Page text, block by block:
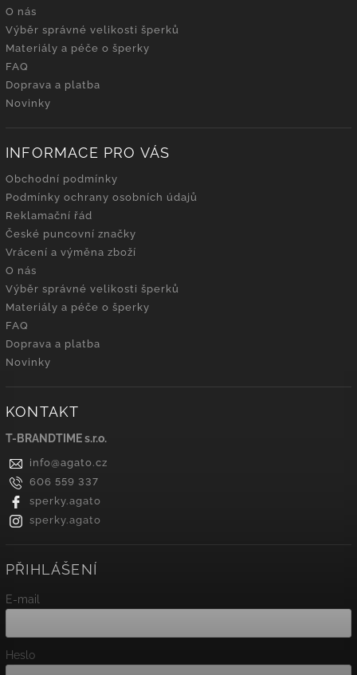
O nás
Výběr správné velikosti šperků
Materiály a péče o šperky
FAQ
Doprava a platba
Novinky
INFORMACE PRO VÁS
Obchodní podmínky
Podmínky ochrany osobních údajů
Reklamační řád
České puncovní značky
Vrácení a výměna zboží
O nás
Výběr správné velikosti šperků
Materiály a péče o šperky
FAQ
Doprava a platba
Novinky
KONTAKT
T-BRANDTIME s.r.o.
info@agato.cz
606 559 337
sperky.agato
sperky.agato
PŘIHLÁŠENÍ
E-mail
Heslo